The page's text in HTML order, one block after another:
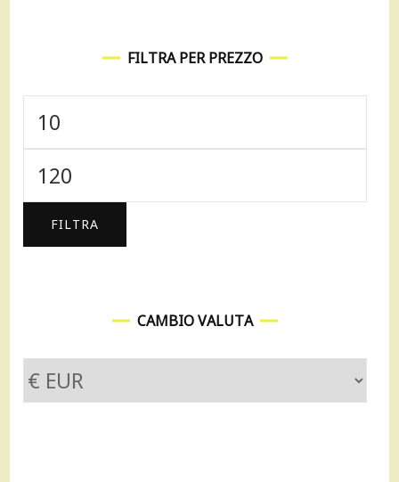
FILTRA PER PREZZO
Prezzo
Min
Prezzo
FILTRA
CAMBIO VALUTA